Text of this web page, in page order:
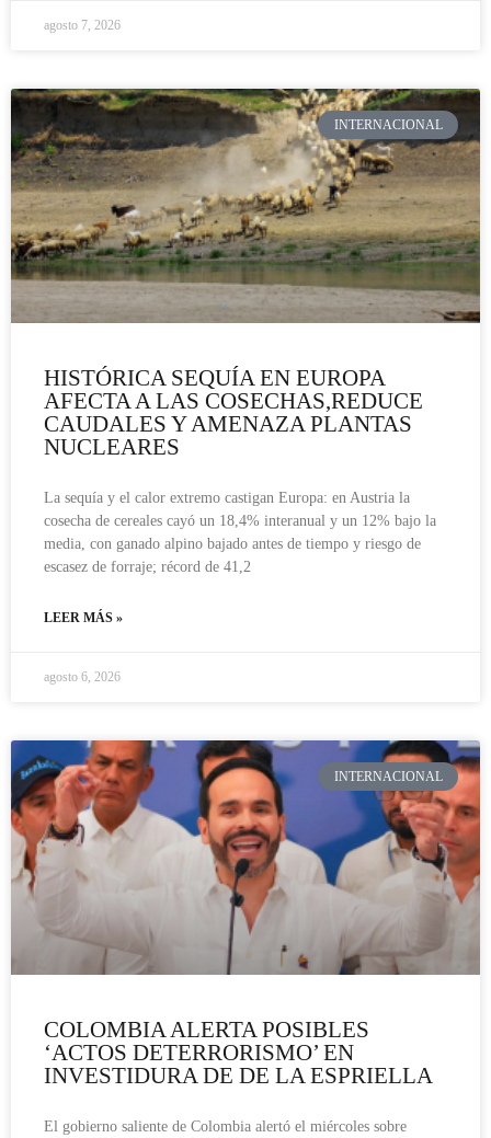
agosto 7, 2026
INTERNACIONAL
HISTÓRICA SEQUÍA EN EUROPA
AFECTA A LAS COSECHAS,REDUCE
CAUDALES Y AMENAZA PLANTAS
NUCLEARES
La sequía y el calor extremo castigan Europa: en Austria la
cosecha de cereales cayó un 18,4% interanual y un 12% bajo la
media, con ganado alpino bajado antes de tiempo y riesgo de
escasez de forraje; récord de 41,2
LEER MÁS »
agosto 6, 2026
INTERNACIONAL
COLOMBIA ALERTA POSIBLES
‘ACTOS DETERRORISMO’ EN
INVESTIDURA DE DE LA ESPRIELLA
El gobierno saliente de Colombia alertó el miércoles sobre